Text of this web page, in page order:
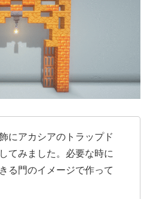
にアカシアのトラップド
てみました。必要な時に
る門のイメージで作って